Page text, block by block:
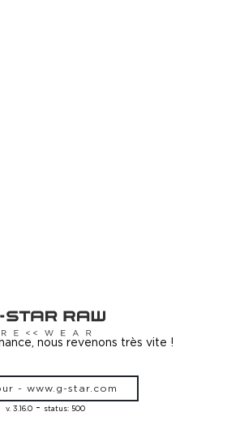
nous revenons très vite !
- www.g-star.com
v. 3.16.0 - status: 500